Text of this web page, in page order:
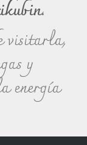
.
visitarla,
y
energía